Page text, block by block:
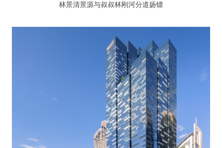
林景清景源与叔叔林刚河分道扬镖